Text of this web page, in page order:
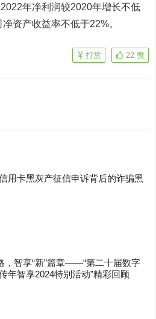
年净利润较2020年增长不低
资产收益率不低于22%。
22 赞
打赏
用卡黑灰产征信申诉背后的诈骗黑
，智享“新”篇章——“第二十届数字
年智享2024特别活动”精彩回顾